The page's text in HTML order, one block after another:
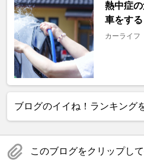
熱中症
車をす
カーライフ
ブログのイイね！ランキング
このブログをクリップし